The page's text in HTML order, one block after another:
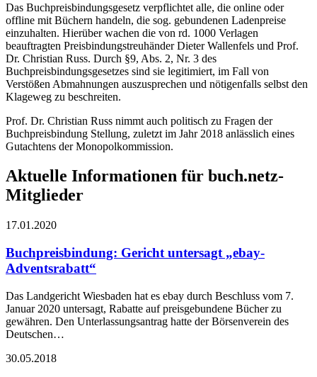
Das Buchpreisbindungsgesetz verpflichtet alle, die online oder
offline mit Büchern handeln, die sog. gebundenen Ladenpreise
einzuhalten. Hierüber wachen die von rd. 1000 Verlagen
beauftragten Preisbindungstreuhänder Dieter Wallenfels und Prof.
Dr. Christian Russ. Durch §9, Abs. 2, Nr. 3 des
Buchpreisbindungsgesetzes sind sie legitimiert, im Fall von
Verstößen Abmahnungen auszusprechen und nötigenfalls selbst den
Klageweg zu beschreiten.
Prof. Dr. Christian Russ nimmt auch politisch zu Fragen der
Buchpreisbindung Stellung, zuletzt im Jahr 2018 anlässlich eines
Gutachtens der Monopolkommission.
Aktuelle Informationen für buch.netz-
Mitglieder
17.01.2020
Buchpreisbindung: Gericht untersagt „ebay-
Adventsrabatt“
Das Landgericht Wiesbaden hat es ebay durch Beschluss vom 7.
Januar 2020 untersagt, Rabatte auf preisgebundene Bücher zu
gewähren. Den Unterlassungsantrag hatte der Börsenverein des
Deutschen…
30.05.2018